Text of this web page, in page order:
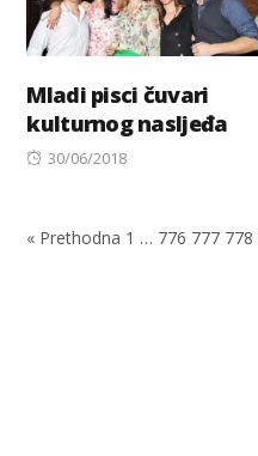
Mladi pisci čuvari
kulturnog nasljeđa
Posted
30/06/2018
« Prethodna 1 … 776 777 778